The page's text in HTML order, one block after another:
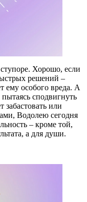
Хорошо, если
решений –
ему особого вреда. А
сподвигнуть
забастовать или
Водолею сегодня
– кроме той,
а для души.